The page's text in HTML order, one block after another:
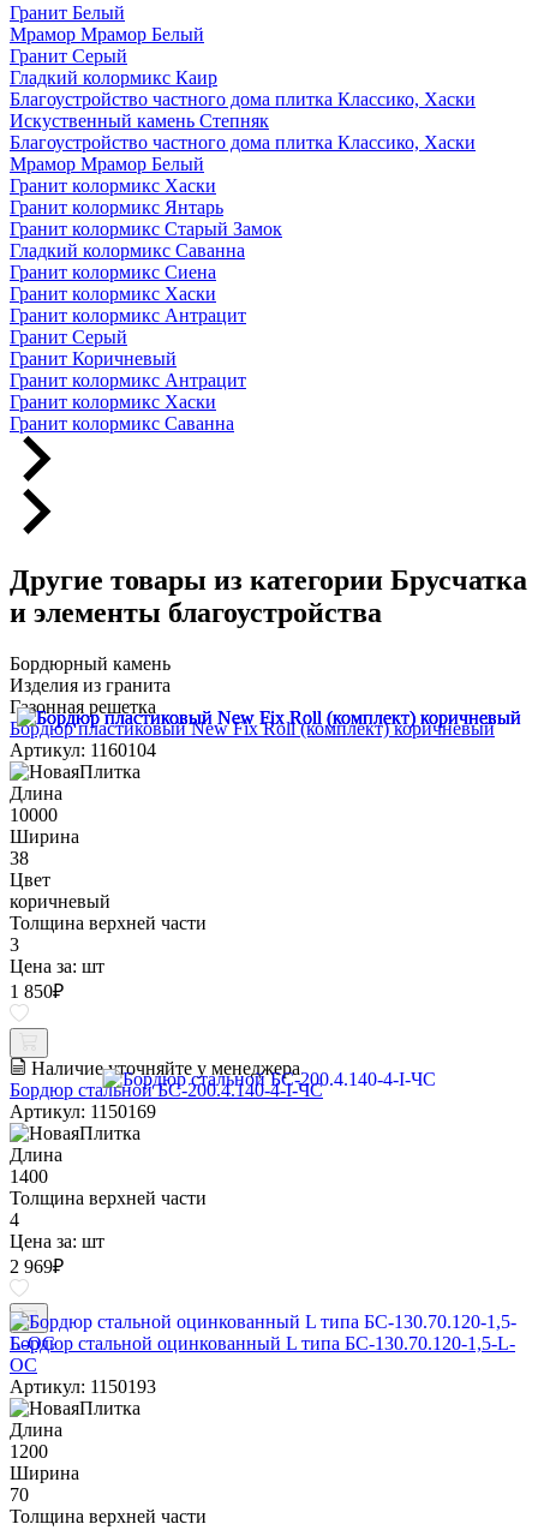
Гранит Белый
Мрамор Мрамор Белый
Гранит Серый
Гладкий колормикс Каир
Благоустройство частного дома плитка Классико, Хаски
Искуственный камень Степняк
Благоустройство частного дома плитка Классико, Хаски
Мрамор Мрамор Белый
Гранит колормикс Хаски
Гранит колормикс Янтарь
Гранит колормикс Старый Замок
Гладкий колормикс Саванна
Гранит колормикс Сиена
Гранит колормикс Хаски
Гранит колормикс Антрацит
Гранит Серый
Гранит Коричневый
Гранит колормикс Антрацит
Гранит колормикс Хаски
Гранит колормикс Саванна
Другие товары из категории Брусчатка
и элементы благоустройства
Бордюрный камень
Изделия из гранита
Газонная решетка
Бордюр пластиковый New Fix Roll (комплект) коричневый
Артикул: 1160104
Длина
10000
Ширина
38
Цвет
коричневый
Толщина верхней части
3
Цена за: шт
1 850₽
Наличие уточняйте у менеджера
Бордюр стальной БС-200.4.140-4-I-ЧС
Артикул: 1150169
Длина
1400
Толщина верхней части
4
Цена за: шт
2 969₽
Бордюр стальной оцинкованный L типа БС-130.70.120-1,5-L-
ОС
Артикул: 1150193
Длина
1200
Ширина
70
Толщина верхней части